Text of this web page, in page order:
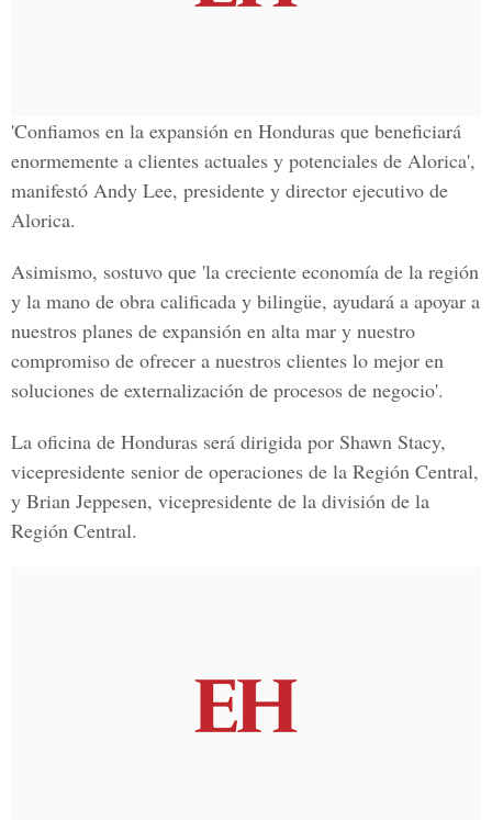
'Confiamos en la expansión en Honduras que beneficiará
enormemente a clientes actuales y potenciales de Alorica',
manifestó Andy Lee, presidente y director ejecutivo de
Alorica.
Asimismo, sostuvo que 'la creciente economía de la región
y la mano de obra calificada y bilingüe, ayudará a apoyar a
nuestros planes de expansión en alta mar y nuestro
compromiso de ofrecer a nuestros clientes lo mejor en
soluciones de externalización de procesos de negocio'.
La oficina de Honduras será dirigida por Shawn Stacy,
vicepresidente senior de operaciones de la Región Central,
y Brian Jeppesen, vicepresidente de la división de la
Región Central.